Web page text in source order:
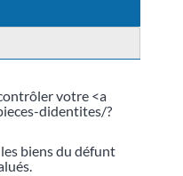
votre <a
didentites/?
biens du défunt